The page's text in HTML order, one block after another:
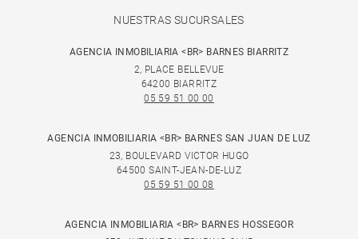
NUESTRAS SUCURSALES
AGENCIA INMOBILIARIA <BR> BARNES BIARRITZ
2, PLACE BELLEVUE
64200 BIARRITZ
05 59 51 00 00
AGENCIA INMOBILIARIA <BR> BARNES SAN JUAN DE LUZ
23, BOULEVARD VICTOR HUGO
64500 SAINT-JEAN-DE-LUZ
05 59 51 00 08
AGENCIA INMOBILIARIA <BR> BARNES HOSSEGOR